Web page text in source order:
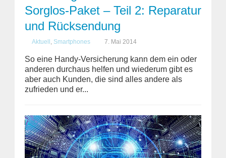
Sorglos-Paket – Teil 2: Reparatur
und Rücksendung
Aktuell , Smartphones 7. Mai 2014
So eine Handy-Versicherung kann dem ein oder
anderen durchaus helfen und wiederum gibt es
aber auch Kunden, die sind alles andere als
zufrieden und er...